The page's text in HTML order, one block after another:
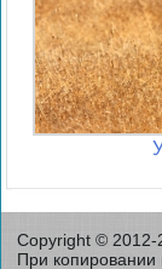
Copyright © 2012-
При копировании